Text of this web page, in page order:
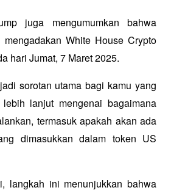
juga mengumumkan bahwa
White House Crypto
hari Jumat, 7 Maret 2025.
sorotan utama bagi kamu yang
lanjut mengenai bagaimana
termasuk apakah akan ada
dimasukkan dalam token US
langkah ini menunjukkan bahwa